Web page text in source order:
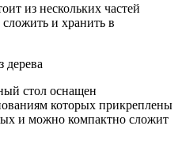
из нескольких частей
и хранить в
стол оснащен
которых прикреплены
и можно компактно сложит